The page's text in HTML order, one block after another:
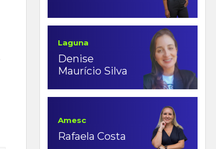
Laguna
Denise
Maurício Silva
Amesc
Rafaela Costa